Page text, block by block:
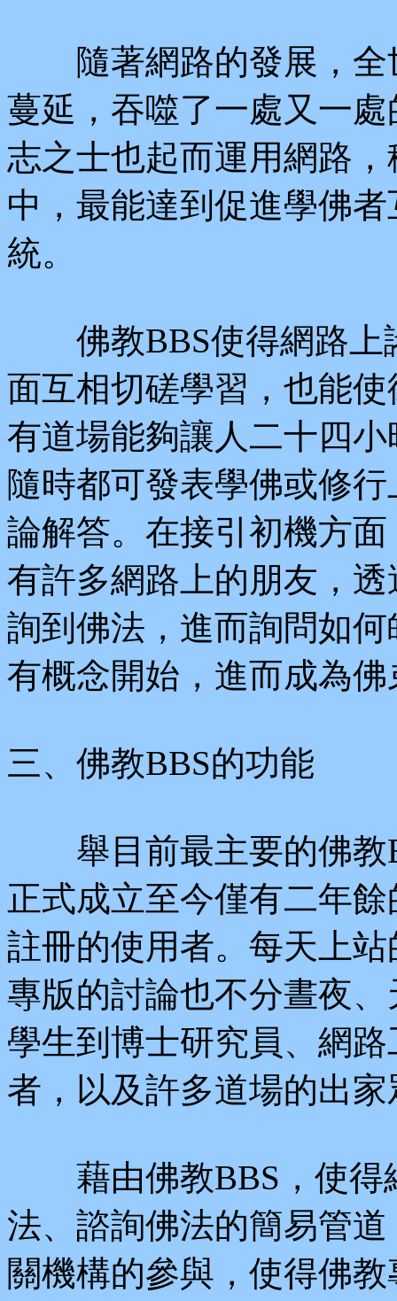
隨著網路的發展，全
蔓延，吞噬了一處又一
志之士也起而運用網路
中，最能達到促進學佛
統。
佛教BBS使得網路上
面互相切磋學習，也能
有道場能夠讓人二十四
隨時都可發表學佛或修
論解答。在接引初機方
有許多網路上的朋友，
詢到佛法，進而詢問如
有概念開始，進而成為佛
三、佛教BBS的功能
舉目前最主要的佛教
正式成立至今僅有二年
註冊的使用者。每天上
專版的討論也不分晝夜
學生到博士研究員、網
者，以及許多道場的出
藉由佛教BBS，使得
法、諮詢佛法的簡易管
關機構的參與，使得佛